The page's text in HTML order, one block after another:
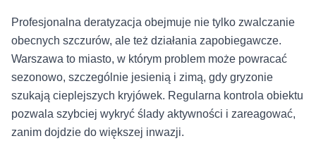
Profesjonalna deratyzacja obejmuje nie tylko zwalczanie
obecnych szczurów, ale też działania zapobiegawcze.
Warszawa to miasto, w którym problem może powracać
sezonowo, szczególnie jesienią i zimą, gdy gryzonie
szukają cieplejszych kryjówek. Regularna kontrola obiektu
pozwala szybciej wykryć ślady aktywności i zareagować,
zanim dojdzie do większej inwazji.